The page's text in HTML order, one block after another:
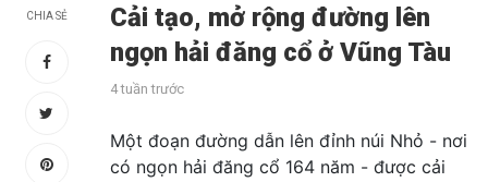
CHIA SẺ
Cải tạo, mở rộng đường lên
ngọn hải đăng cổ ở Vũng Tàu
4 tuần trước